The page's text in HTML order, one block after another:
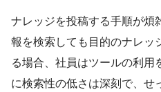
ナレッジを投稿する手順が煩
報を検索しても目的のナレッ
る場合、社員はツールの利用
に検索性の低さは深刻で、せ